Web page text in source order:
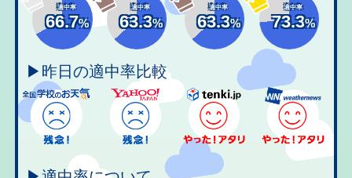
適中率
66.7%
適中率
63.3%
適中率
63.3%
適中率
73.3%
▶昨日の適中率比較